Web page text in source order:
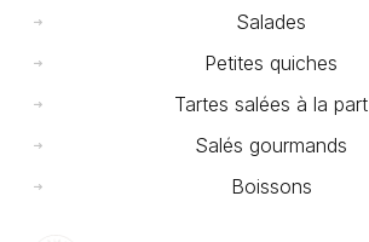
Salades
Petites quiches
Tartes salées à la part
Salés gourmands
Boissons